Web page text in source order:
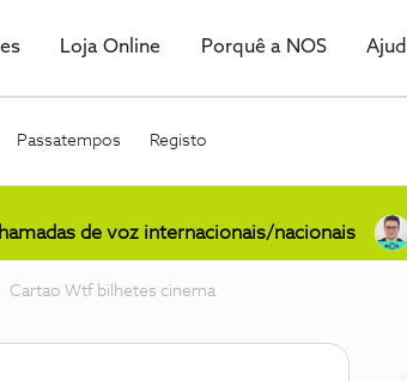
Loja Online Porquê a NOS
Passatempos Registo
de voz internacionais/nacionais
Cartao Wtf bilhetes cinema